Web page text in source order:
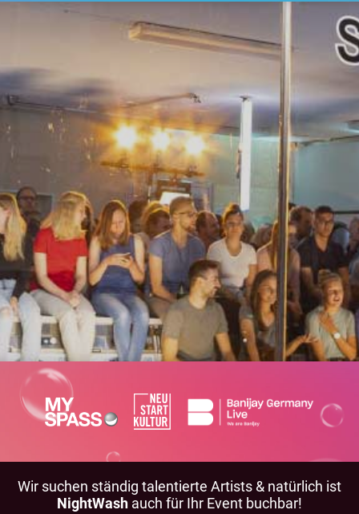
Wir suchen ständig talentierte Artists & natürlich ist
NightWash auch für Ihr Event buchbar!